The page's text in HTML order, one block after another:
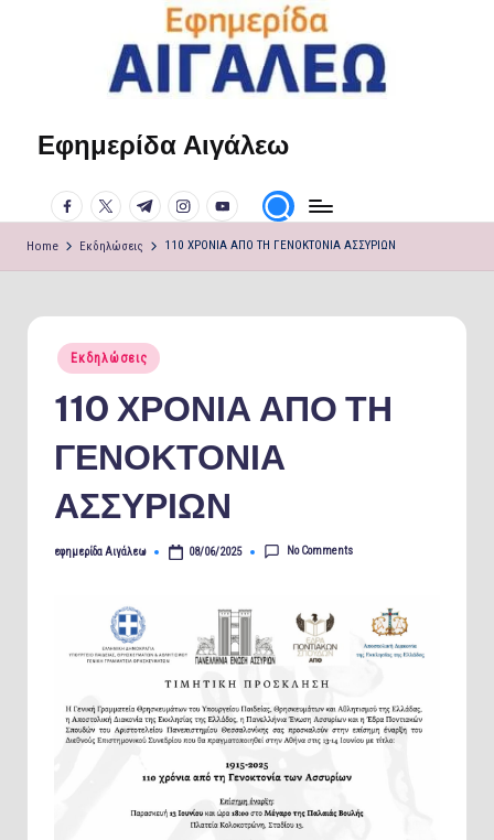
Εφημερίδα Αιγάλεω
φωνή
σου!
facebook.com
twitter.com
t.me instagram.com
youtube.com
Home Εκδηλώσεις 110 ΧΡΟΝΙΑ ΑΠΟ ΤΗ ΓΕΝΟΚΤΟΝΙΑ ΑΣΣΥΡΙΩΝ
Posted
in
Εκδηλώσεις
110 ΧΡΟΝΙΑ ΑΠΟ ΤΗ
ΓΕΝΟΚΤΟΝΙΑ
ΑΣΣΥΡΙΩΝ
Posted
εφημερίδα Αιγάλεω 08/06/2025 No Comments